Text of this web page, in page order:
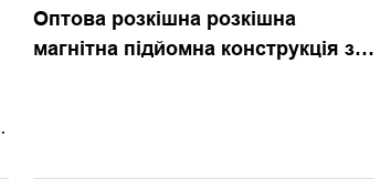
Оптова розкішна розкішна
магнітна підйомна конструкція з 2